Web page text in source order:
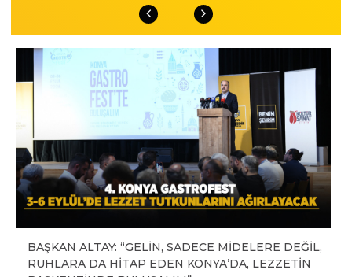
BAŞKAN ALTAY: “GELİN, SADECE MİDELERE DEĞİL,
RUHLARA DA HİTAP EDEN KONYA’DA, LEZZETİN